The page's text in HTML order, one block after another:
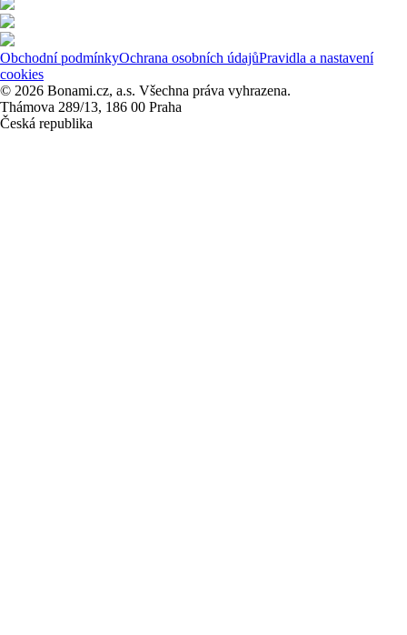
Obchodní podmínkyOchrana osobních údajůPravidla a nastavení
cookies
© 2026 Bonami.cz, a.s. Všechna práva vyhrazena.
Thámova 289/13, 186 00 Praha
Česká republika